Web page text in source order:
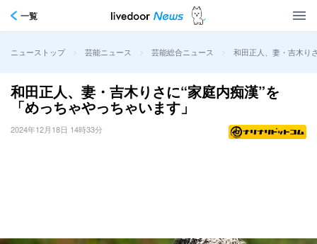
一覧
ニューストップ > 芸能ニュース > 芸能総合ニュース > 和田正人、妻・吉木り
和田正人、妻・吉木りさに“家庭内痴漢”を
「めっちゃやっちゃいます」
2024年12月18日 14時33分